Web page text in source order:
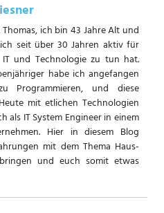
ich bin 43 Jahre Alt und
seit über 30 Jahren aktiv für
und Technologie zu tun hat.
habe ich angefangen
Programmieren, und diese
mit etlichen Technologien
IT System Engineer in einem
Hier in diesem Blog
mit dem Thema Haus-
und euch somit etwas